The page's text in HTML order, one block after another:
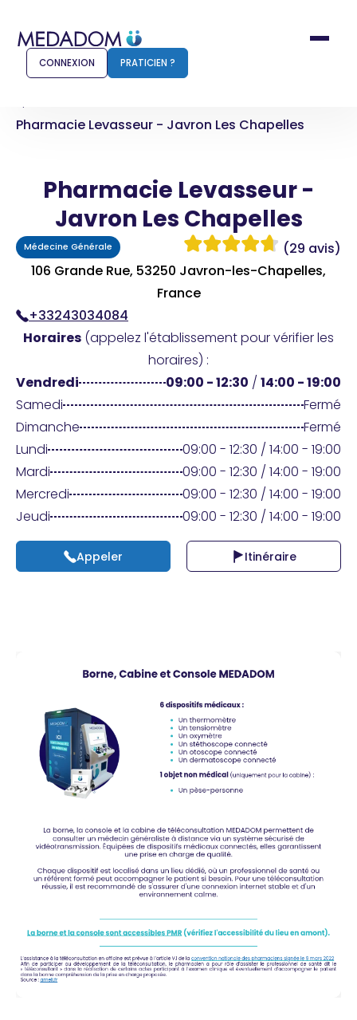
Comment ça marche ?
Pour les patients
Pharmacien
Praticien ?
CONNEXION PRATICIEN ?
Pharmacie Levasseur - Javron Les Chapelles
Pharmacie Levasseur -
Javron Les Chapelles
Médecine Générale
(29 avis)
106 Grande Rue, 53250 Javron-les-Chapelles,
France
+33243034084
Horaires (appelez l'établissement pour vérifier les
horaires) :
Vendredi
09:00 - 12:30 / 14:00 - 19:00
Samedi
Fermé
Dimanche
Fermé
Lundi
09:00 - 12:30 / 14:00 - 19:00
Mardi
09:00 - 12:30 / 14:00 - 19:00
Mercredi
09:00 - 12:30 / 14:00 - 19:00
Jeudi
09:00 - 12:30 / 14:00 - 19:00
Appeler Itinéraire